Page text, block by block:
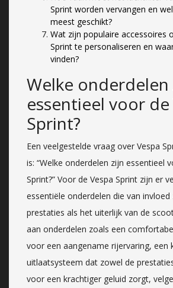
Sprint worden vervangen en
meest geschikt?
Wat zijn populaire accessoires
Sprint te personaliseren en
vinden?
Welke onderdelen
essentieel voor de
Sprint?
Een veelgestelde vraag over Vespa
is: “Welke onderdelen zijn essentieel
Sprint?” Voor de Vespa Sprint zijn er
essentiële onderdelen die van
prestaties als het uiterlijk van de
aan onderdelen zoals een
voor een aangename rijervaring, een
uitlaatsysteem dat zowel de
voor een krachtiger geluid zorgt,